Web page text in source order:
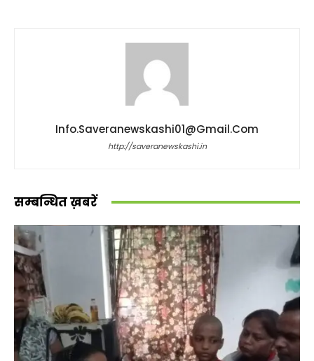
Info.saveranewskashi01@gmail.com
http://saveranewskashi.in
सम्बन्धित ख़बरें